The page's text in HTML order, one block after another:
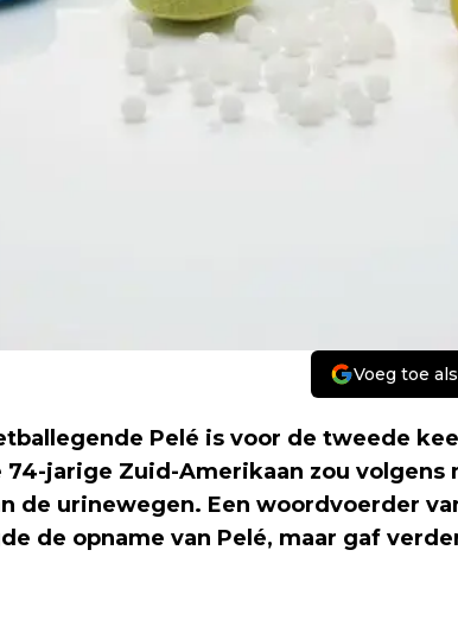
Voeg toe
Pelé is voor de tweede
74-jarige Zuid-Amerikaan zou
de urinewegen. Een woordvoerder
de opname van Pelé, maar gaf